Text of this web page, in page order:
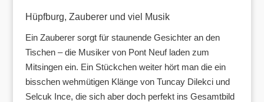
Hüpfburg, Zauberer und viel Musik
Ein Zauberer sorgt für staunende Gesichter an den
Tischen – die Musiker von Pont Neuf laden zum
Mitsingen ein. Ein Stückchen weiter hört man die ein
bisschen wehmütigen Klänge von Tuncay Dilekci und
Selcuk Ince, die sich aber doch perfekt ins Gesamtbild